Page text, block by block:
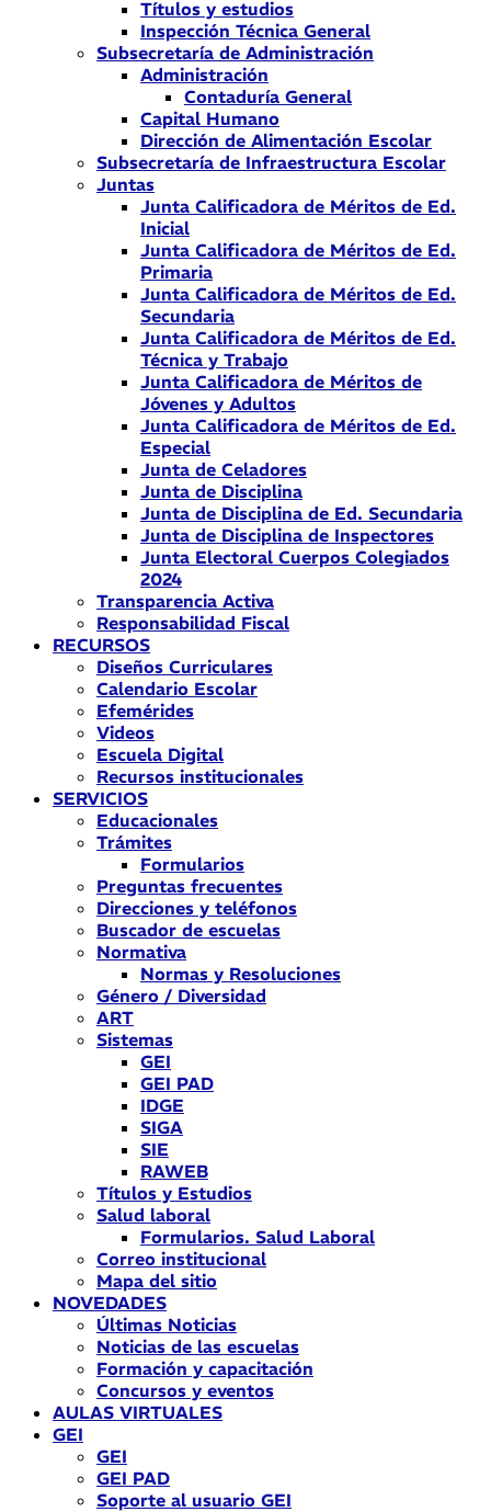
Títulos y estudios
Inspección Técnica General
Subsecretaría de Administración
Administración
Contaduría General
Capital Humano
Dirección de Alimentación Escolar
Subsecretaría de Infraestructura Escolar
Juntas
Junta Calificadora de Méritos de Ed.
Inicial
Junta Calificadora de Méritos de Ed.
Primaria
Junta Calificadora de Méritos de Ed.
Secundaria
Junta Calificadora de Méritos de Ed.
Técnica y Trabajo
Junta Calificadora de Méritos de
Jóvenes y Adultos
Junta Calificadora de Méritos de Ed.
Especial
Junta de Celadores
Junta de Disciplina
Junta de Disciplina de Ed. Secundaria
Junta de Disciplina de Inspectores
Junta Electoral Cuerpos Colegiados
2024
Transparencia Activa
Responsabilidad Fiscal
RECURSOS
Diseños Curriculares
Calendario Escolar
Efemérides
Videos
Escuela Digital
Recursos institucionales
SERVICIOS
Educacionales
Trámites
Formularios
Preguntas frecuentes
Direcciones y teléfonos
Buscador de escuelas
Normativa
Normas y Resoluciones
Género / Diversidad
ART
Sistemas
GEI
GEI PAD
IDGE
SIGA
SIE
RAWEB
Títulos y Estudios
Salud laboral
Formularios. Salud Laboral
Correo institucional
Mapa del sitio
NOVEDADES
Últimas Noticias
Noticias de las escuelas
Formación y capacitación
Concursos y eventos
AULAS VIRTUALES
GEI
GEI
GEI PAD
Soporte al usuario GEI